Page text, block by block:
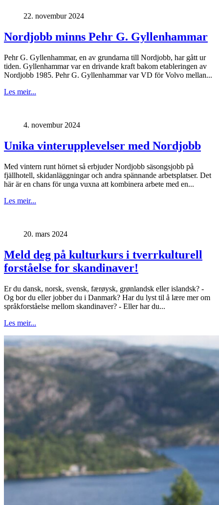
22. novembur 2024
Nordjobb minns Pehr G. Gyllenhammar
Pehr G. Gyllenhammar, en av grundarna till Nordjobb, har gått ur
tiden. Gyllenhammar var en drivande kraft bakom etableringen av
Nordjobb 1985. Pehr G. Gyllenhammar var VD för Volvo mellan...
Les meir...
4. novembur 2024
Unika vinterupplevelser med Nordjobb
Med vintern runt hörnet så erbjuder Nordjobb säsongsjobb på
fjällhotell, skidanläggningar och andra spännande arbetsplatser. Det
här är en chans för unga vuxna att kombinera arbete med en...
Les meir...
20. mars 2024
Meld deg på kulturkurs i tverrkulturell
forståelse for skandinaver!
Er du dansk, norsk, svensk, færøysk, grønlandsk eller islandsk? -
Og bor du eller jobber du i Danmark? Har du lyst til å lære mer om
språkforståelse mellom skandinaver? - Eller har du...
Les meir...